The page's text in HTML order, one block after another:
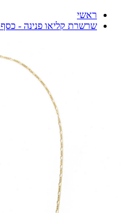
ראשי
שרשרת קליאו פנינה - כסף 925 בציפוי זהב